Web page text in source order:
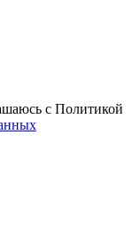
с Политикой